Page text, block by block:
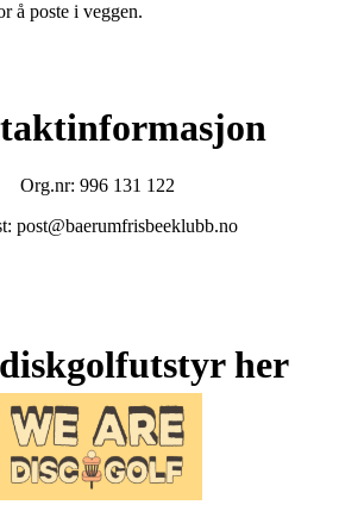
å poste i veggen.
Org.nr: 996 131 122
post@baerumfrisbeeklubb.no
her